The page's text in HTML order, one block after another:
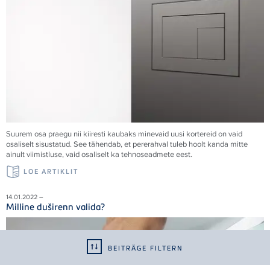
BEITRÄGE FILTERN
Suurem osa praegu nii kiiresti kaubaks minevaid uusi kortereid on vaid
osaliselt sisustatud. See tähendab, et pererahval tuleb hoolt kanda mitte
ainult viimistluse, vaid osaliselt ka tehnoseadmete eest.
LOE ARTIKLIT
14.01.2022 –
Milline duširenn valida?